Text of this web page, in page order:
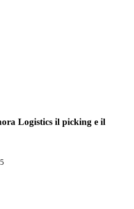
Logistics il picking e il